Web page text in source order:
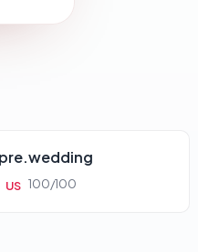
pre.wedding
US 100/100